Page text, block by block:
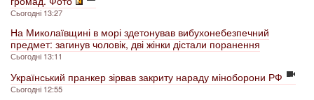
Сьогодні 13:27
На Миколаївщині в морі здетонував вибухонебезпечний
предмет: загинув чоловік, дві жінки дістали поранення
Сьогодні 13:11
Український пранкер зірвав закриту нараду міноборони РФ
Сьогодні 12:55